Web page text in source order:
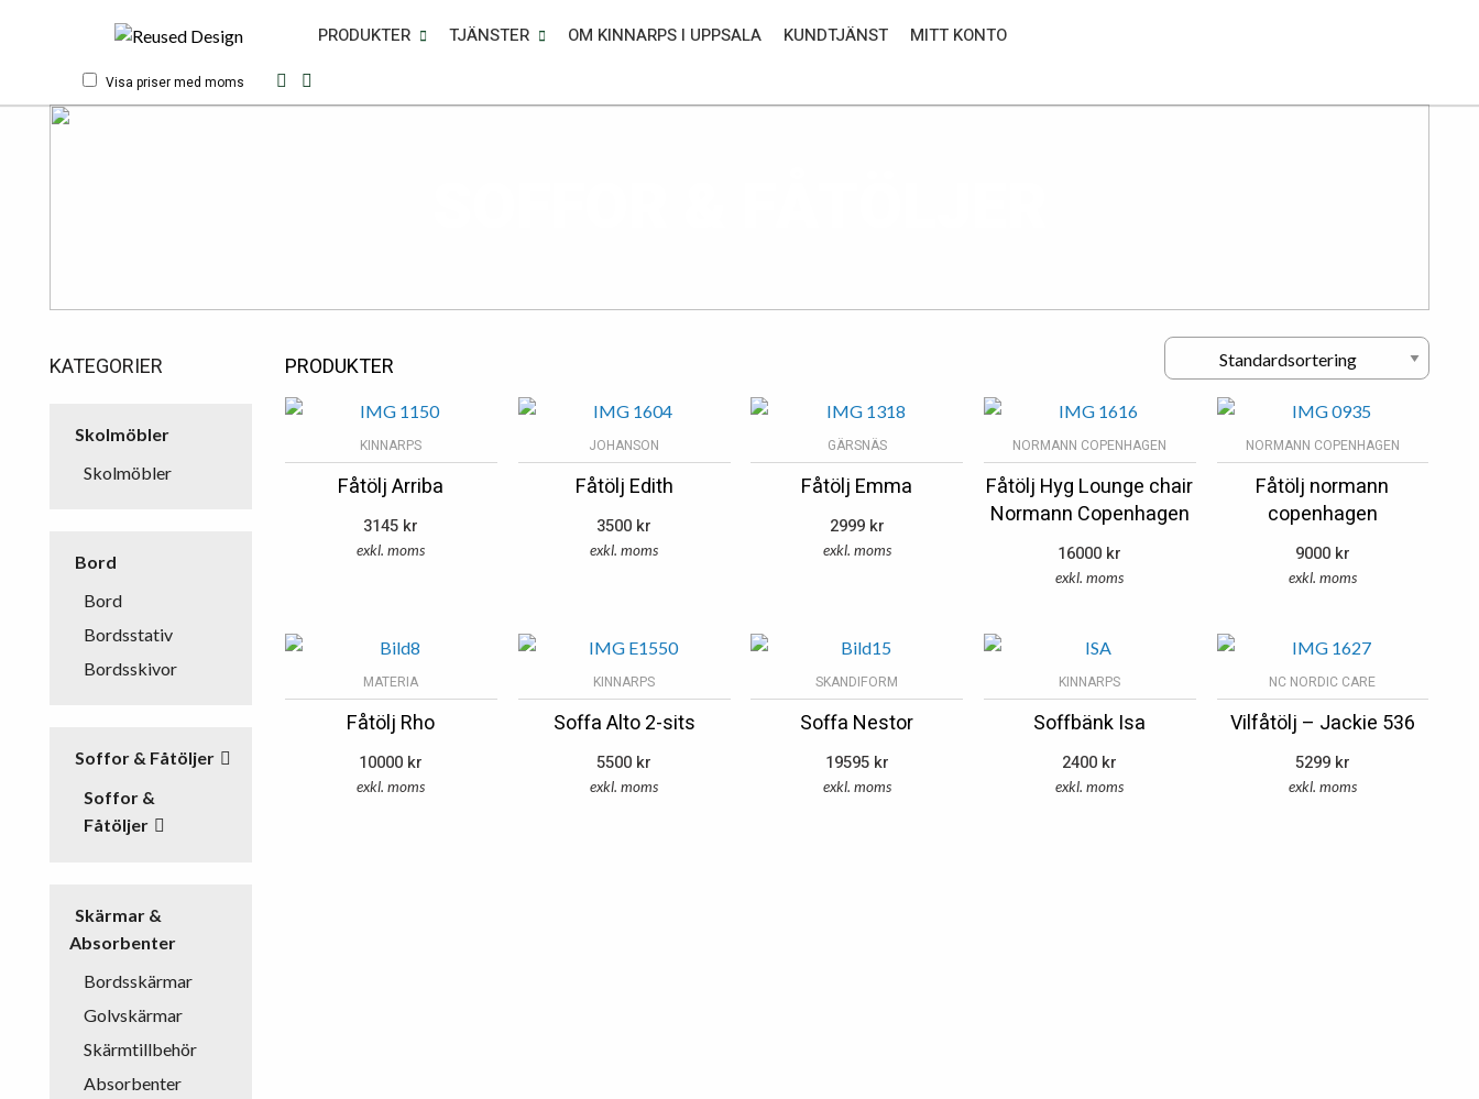
Visa priser med moms
PRODUKTER TJÄNSTER OM KINNARPS I UPPSALA KUNDTJÄNST MITT KONTO
KATEGORIER
Skolmöbler
Skolmöbler
Bord
Bord
Bordsstativ
Bordsskivor
Soffor & Fåtöljer
Soffor &
Fåtöljer
Skärmar &
Absorbenter
Bordsskärmar
Golvskärmar
Skärmtillbehör
Absorbenter
PRODUKTER
KINNARPS
Fåtölj Arriba
3145 kr
exkl. moms
JOHANSON
Fåtölj Edith
3500 kr
exkl. moms
GÄRSNÄS
Fåtölj Emma
2999 kr
exkl. moms
NORMANN COPENHAGEN
Fåtölj Hyg Lounge chair
Normann Copenhagen
16000 kr
exkl. moms
NORMANN COPENHAGEN
Fåtölj normann
copenhagen
9000 kr
exkl. moms
MATERIA
Fåtölj Rho
10000 kr
exkl. moms
KINNARPS
Soffa Alto 2-sits
5500 kr
exkl. moms
SKANDIFORM
Soffa Nestor
19595 kr
exkl. moms
KINNARPS
Soffbänk Isa
2400 kr
exkl. moms
NC NORDIC CARE
Vilfåtölj – Jackie 536
5299 kr
exkl. moms